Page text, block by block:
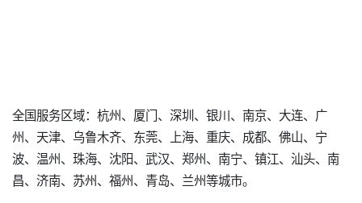
全国服务区域：杭州、厦门、深圳、银川、南京、大连、广
州、天津、乌鲁木齐、东莞、上海、重庆、成都、佛山、宁
波、温州、珠海、沈阳、武汉、郑州、南宁、镇江、汕头、南
昌、济南、苏州、福州、青岛、兰州等城市。